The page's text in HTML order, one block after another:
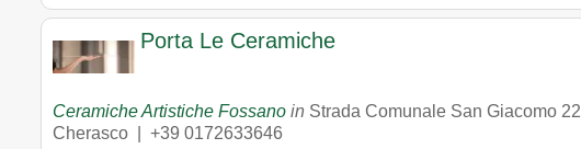
Porta Le Ceramiche
Ceramiche Artistiche Fossano in Strada Comunale San Giacomo 22
Cherasco | +39 0172633646